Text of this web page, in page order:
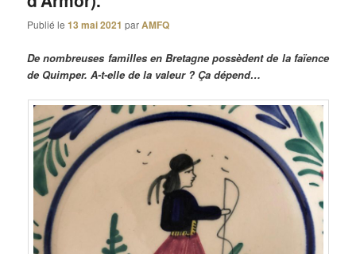
Publié le13 mai 2021 parAMFQ
De nombreuses familles en Bretagne possèdent de la faïence
de Quimper. A-t-elle de la valeur ? Ça dépend…